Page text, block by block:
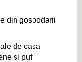
din gospodarii
de casa
si puf